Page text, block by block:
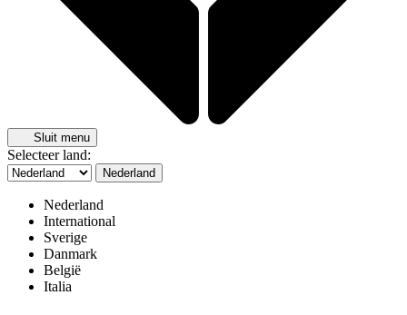
Sluit menu
Selecteer land:
Nederland
Nederland
International
Sverige
Danmark
België
Italia